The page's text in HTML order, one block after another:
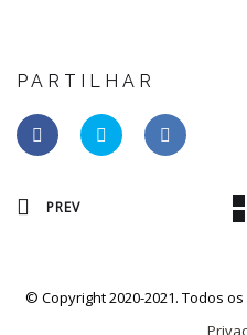
PARTILHAR
PREV
© Copyright 2020-2021. Todos